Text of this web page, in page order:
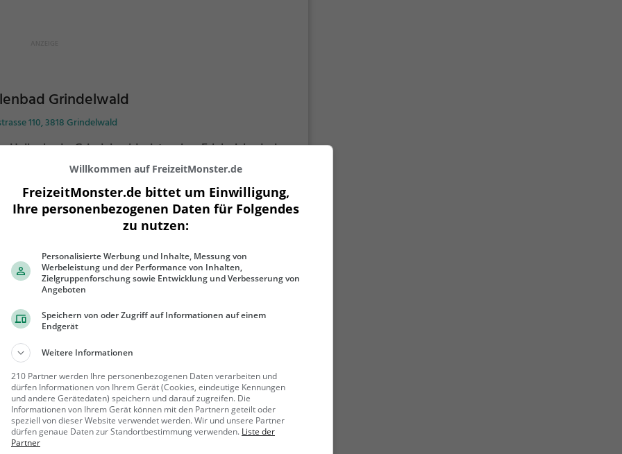
Grindelwald
110, 3818 Grindelwald
Hallenbad Grindelwald ist ein Erlebnisbad in
Egal ob jung oder alt, Adrenalinjunkie oder
Kosten. Für einen Familienausflug, einen
oder einfach mit Freunden ist das
Grindelwald genau die richtige Adresse.
Interlaken
Goldey, 3800 Unterseen
Bödelibad Interlaken ist ein Erlebnisbad in Interlaken.
ob jung oder alt, Adrenalinjunkie oder Wasserratte -
Bödelibad Interlaken kommt jeder auf seine Kosten.
einen Familienausflug, einen Kindergeburtstag oder
mit Freunden ist das Bödelibad Interlaken genau
richtige Adresse.
Mehr erfahren
Willkommen auf FreizeitMonster.de
FreizeitMonster.de bittet um Einwilligung,
Ihre personenbezogenen Daten für Folgendes
zu nutzen:
Personalisierte Werbung und Inhalte, Messung von
Werbeleistung und der Performance von Inhalten,
Zielgruppenforschung sowie Entwicklung und Verbesserung von
Angeboten
Speichern von oder Zugriff auf Informationen auf einem
Endgerät
Weitere Informationen
210 Partner werden Ihre personenbezogenen Daten verarbeiten und
dürfen Informationen von Ihrem Gerät (Cookies, eindeutige Kennungen
und andere Gerätedaten) speichern und darauf zugreifen. Die
Informationen von Ihrem Gerät können mit den Partnern geteilt oder
speziell von dieser Website verwendet werden. Wir und unsere Partner
dürfen genaue Daten zur Standortbestimmung verwenden. Liste der
Partner